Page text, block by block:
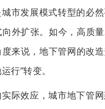
市发展模式转型的必
外扩张。如今，高质
来说，地下管网的改
行”转变。
际效应，城市地下管